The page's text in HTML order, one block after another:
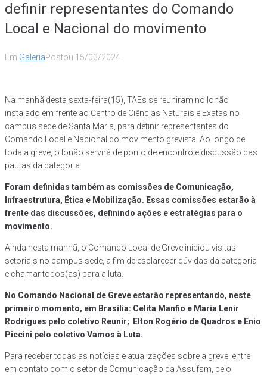
definir representantes do Comando
Local e Nacional do movimento
Em GaleriaPostou 15/03/2024
Na manhã desta sexta-feira(15), TAEs se reuniram no lonão
instalado em frente ao Centro de Ciências Naturais e Exatas no
campus sede de Santa Maria, para definir representantes do
Comando Local e Nacional do movimento grevista. Ao longo de
toda a greve, o lonão servirá de ponto de encontro e discussão das
pautas da categoria.
Foram definidas também as comissões de Comunicação,
Infraestrutura, Ética e Mobilização. Essas comissões estarão à
frente das discussões, definindo ações e estratégias para o
movimento.
Ainda nesta manhã, o Comando Local de Greve iniciou visitas
setoriais no campus sede, a fim de esclarecer dúvidas da categoria
e chamar todos(as) para a luta.
No Comando Nacional de Greve estarão representando, neste
primeiro momento, em Brasília: Celita Manfio e Maria Lenir
Rodrigues pelo coletivo Reunir; Elton Rogério de Quadros e Enio
Piccini pelo coletivo Vamos à Luta.
Para receber todas as notícias e atualizações sobre a greve, entre
em contato com o setor de Comunicação da Assufsm, pelo